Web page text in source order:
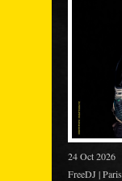
24 Oct 2026
FreeDJ | Paris